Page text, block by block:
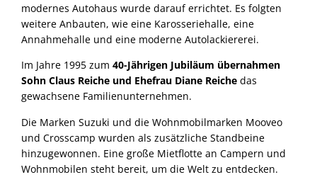
modernes Autohaus wurde darauf errichtet. Es folgten
weitere Anbauten, wie eine Karosseriehalle, eine
Annahmehalle und eine moderne Autolackiererei.
Im Jahre 1995 zum 40-Jährigen Jubiläum übernahmen
Sohn Claus Reiche und Ehefrau Diane Reiche das
gewachsene Familienunternehmen.
Die Marken Suzuki und die Wohnmobilmarken Mooveo
und Crosscamp wurden als zusätzliche Standbeine
hinzugewonnen. Eine große Mietflotte an Campern und
Wohnmobilen steht bereit, um die Welt zu entdecken.